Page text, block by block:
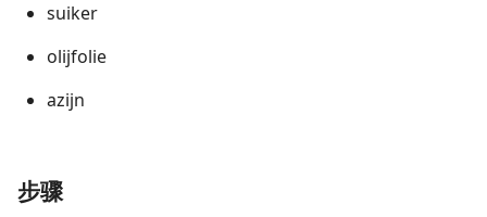
suiker
olijfolie
azijn
步骤